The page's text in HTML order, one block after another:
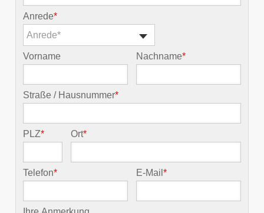
Anrede*
Anrede*
Vorname Nachname*
Straße / Hausnummer*
PLZ* Ort*
Telefon* E-Mail*